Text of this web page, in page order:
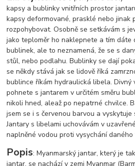
kapsy a bublinky vnitřních prostor
kapsy deformované, prasklé nebo jinak
rozpohybovat. Osobně se setkávám s
jako teploměr ho naklepnete a tím dáte
bublinek, ale to neznamená, že se s
stůl, nebo podlahu. Bublinky se dají
se někdy stává jak se lidově říká
bublince říkám hydraulická libela. Divný
pohnete s jantarem v určitém směru
nikoli hned, aleaž po nepatrné chvilce.
jsem se i s červenou barvou a vyskytuje
Jantary s libelami uchovávám v
naplněné vodou proti vysychání daného
Popis: Myanmarský jantar, který je
jantar, se nachází v zemi Myanmar